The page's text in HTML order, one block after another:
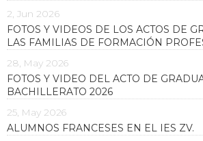
2, Jun 2026
FOTOS Y VIDEOS DE LOS ACTOS DE
LAS FAMILIAS DE FORMACIÓN
28, May 2026
FOTOS Y VIDEO DEL ACTO DE
BACHILLERATO 2026
25, May 2026
ALUMNOS FRANCESES EN EL IES ZV.